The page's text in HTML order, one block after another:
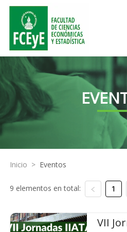
Inicio > Eventos
9 elementos en total: 1
VII